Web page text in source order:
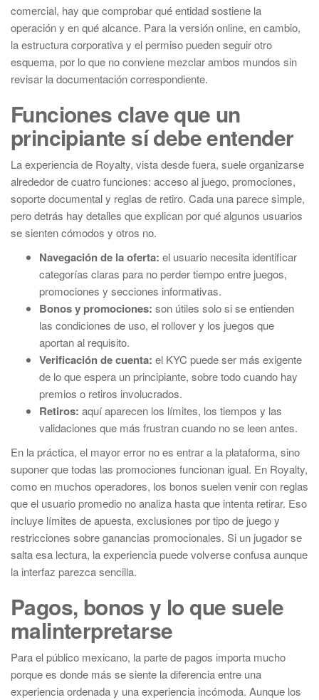
comercial, hay que comprobar qué entidad sostiene la
operación y en qué alcance. Para la versión online, en cambio,
la estructura corporativa y el permiso pueden seguir otro
esquema, por lo que no conviene mezclar ambos mundos sin
revisar la documentación correspondiente.
Funciones clave que un
principiante sí debe entender
La experiencia de Royalty, vista desde fuera, suele organizarse
alrededor de cuatro funciones: acceso al juego, promociones,
soporte documental y reglas de retiro. Cada una parece simple,
pero detrás hay detalles que explican por qué algunos usuarios
se sienten cómodos y otros no.
Navegación de la oferta: el usuario necesita identificar
categorías claras para no perder tiempo entre juegos,
promociones y secciones informativas.
Bonos y promociones: son útiles solo si se entienden
las condiciones de uso, el rollover y los juegos que
aportan al requisito.
Verificación de cuenta: el KYC puede ser más exigente
de lo que espera un principiante, sobre todo cuando hay
premios o retiros involucrados.
Retiros: aquí aparecen los límites, los tiempos y las
validaciones que más frustran cuando no se leen antes.
En la práctica, el mayor error no es entrar a la plataforma, sino
suponer que todas las promociones funcionan igual. En Royalty,
como en muchos operadores, los bonos suelen venir con reglas
que el usuario promedio no analiza hasta que intenta retirar. Eso
incluye límites de apuesta, exclusiones por tipo de juego y
restricciones sobre ganancias promocionales. Si un jugador se
salta esa lectura, la experiencia puede volverse confusa aunque
la interfaz parezca sencilla.
Pagos, bonos y lo que suele
malinterpretarse
Para el público mexicano, la parte de pagos importa mucho
porque es donde más se siente la diferencia entre una
experiencia ordenada y una experiencia incómoda. Aunque los